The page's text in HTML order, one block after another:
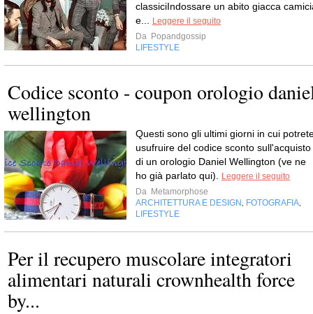
classiciIndossare un abito giacca
e...
Leggere il seguito
Da Popandgossip
LIFESTYLE
Codice sconto - coupon orologio
wellington
Questi sono gli ultimi giorni in cui
usufruire del codice sconto sull'acquisto
di un orologio Daniel Wellington (ve ne
ho già parlato qui).
Leggere il seguito
Da Metamorphose
ARCHITETTURA E DESIGN
FOTOGRAFIA
LIFESTYLE
Per il recupero muscolare integratori
alimentari naturali crownhealth force
by...